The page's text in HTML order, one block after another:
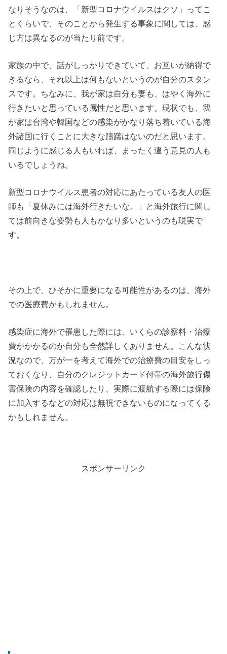
なりそうなのは、「新型コロナウイルスはクソ」ってこ
とくらいで、そのことから発生する事象に関しては、感
じ方は異なるのが当たり前です。
家族の中で、話がしっかりできていて、お互いが納得で
きるなら、それ以上は何もないというのが自分のスタン
スです。ちなみに、我が家は自分も妻も、はやく海外に
行きたいと思っている属性だと思います。現状でも、我
が家は台湾や韓国などの感染がかなり落ち着いている海
外諸国に行くことに大きな躊躇はないのだと思います。
同じように感じる人もいれば、まったく違う意見の人も
いるでしょうね。
新型コロナウイルス患者の対応にあたっている友人の医
師も「夏休みには海外行きたいな。」と海外旅行に関し
ては前向きな姿勢も人もかなり多いというのも現実で
す。
その上で、ひそかに重要になる可能性があるのは、海外
での医療費かもしれません。
感染症に海外で罹患した際には、いくらの診察料・治療
費がかかるのか自分も全然詳しくありません。こんな状
況なので、万が一を考えて海外での治療費の目安をしっ
ておくなり、自分のクレジットカード付帯の海外旅行傷
害保険の内容を確認したり、実際に渡航する際には保険
に加入するなどの対応は無視できないものになってくる
かもしれません。
スポンサーリンク